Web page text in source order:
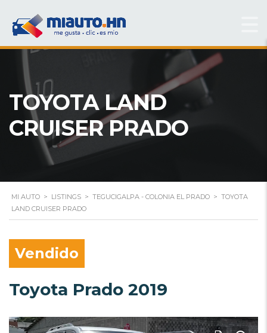
TOYOTA LAND
CRUISER PRADO
MI AUTO > LISTINGS > TEGUCIGALPA - COLONIA EL PRADO > TOYOTA
LAND CRUISER PRADO
Vendido
Toyota Prado 2019